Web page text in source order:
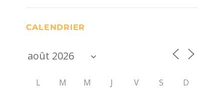
CALENDRIER
L M M J V S D